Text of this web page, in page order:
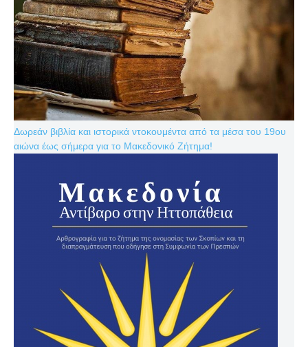
Δωρεάν βιβλία και ιστορικά ντοκουμέντα από τα μέσα του 19ου
αιώνα έως σήμερα για το Μακεδονικό Ζήτημα!